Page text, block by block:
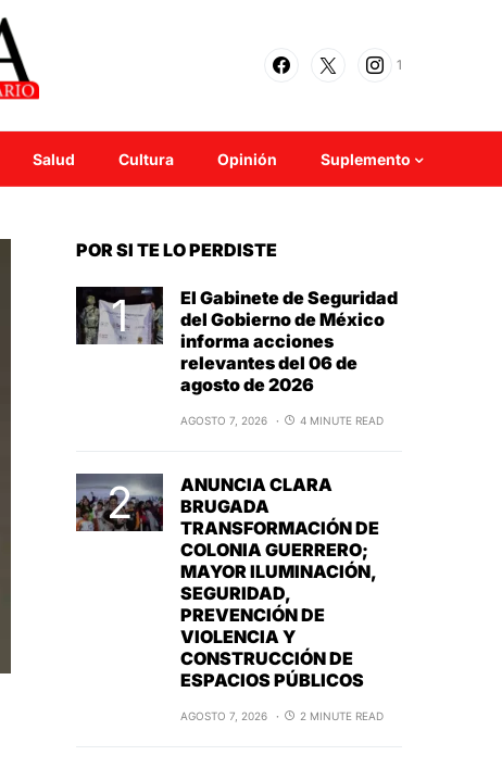
1
Salud Cultura Opinión Suplemento
POR SI TE LO PERDISTE
El Gabinete de Seguridad
del Gobierno de México
informa acciones
relevantes del 06 de
agosto de 2026
AGOSTO 7, 2026 4 MINUTE READ
ANUNCIA CLARA
BRUGADA
TRANSFORMACIÓN DE
COLONIA GUERRERO;
MAYOR ILUMINACIÓN,
SEGURIDAD,
PREVENCIÓN DE
VIOLENCIA Y
CONSTRUCCIÓN DE
ESPACIOS PÚBLICOS
AGOSTO 7, 2026 2 MINUTE READ